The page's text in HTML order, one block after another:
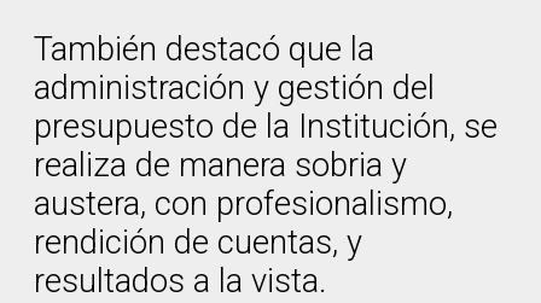
También destacó que la
administración y gestión del
presupuesto de la Institución, se
realiza de manera sobria y
austera, con profesionalismo,
rendición de cuentas, y
resultados a la vista.